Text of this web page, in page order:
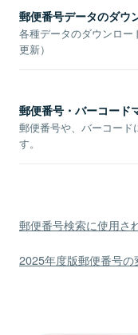
郵便番号データのダウ
各種データのダウンロー
更新）
郵便番号・バーコード
郵便番号や、バーコード
す。
郵便番号検索に使用さ
2025年度版郵便番号の